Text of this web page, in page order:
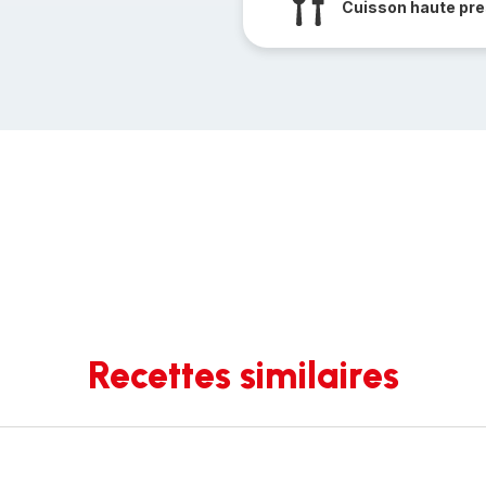
Cuisson haute
Recettes similaires